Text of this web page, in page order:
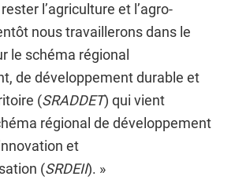
l’agriculture et l’agro-
nous travaillerons dans le
le schéma régional
de développement durable et
(SRADDET) qui vient
régional de développement
et
(SRDEII). »